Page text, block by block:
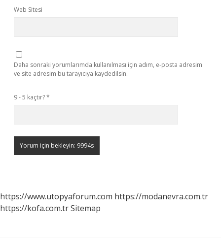
Web Sitesi
Daha sonraki yorumlarımda kullanılması için adım, e-posta adresim
ve site adresim bu tarayıcıya kaydedilsin.
9 - 5 kaçtır?*
https://www.utopyaforum.com https://modanevra.com.tr
https://kofa.com.trSitemap